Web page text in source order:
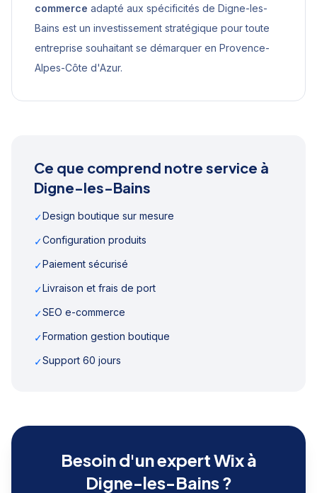
commerce adapté aux spécificités de Digne-les-
Bains est un investissement stratégique pour toute
entreprise souhaitant se démarquer en Provence-
Alpes-Côte d'Azur.
Ce que comprend notre service à
Digne-les-Bains
✓Design boutique sur mesure
✓Configuration produits
✓Paiement sécurisé
✓Livraison et frais de port
✓SEO e-commerce
✓Formation gestion boutique
✓Support 60 jours
Besoin d'un expert Wix à
Digne-les-Bains?